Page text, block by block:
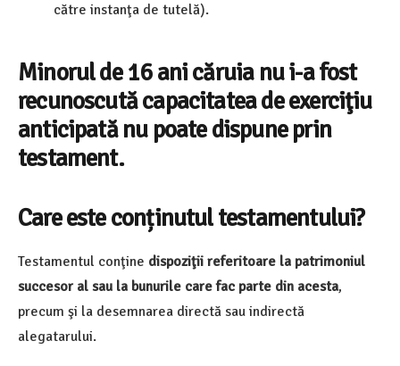
către instanţa de tutelă).
Minorul de 16 ani căruia nu i-a fost
recunoscută capacitatea de exerciţiu
anticipată nu poate dispune prin
testament.
Care este conținutul testamentului?
Testamentul conţine dispoziţii referitoare la patrimoniul
succesor al sau la bunurile care fac parte din acesta,
precum şi la desemnarea directă sau indirectă
alegatarului.